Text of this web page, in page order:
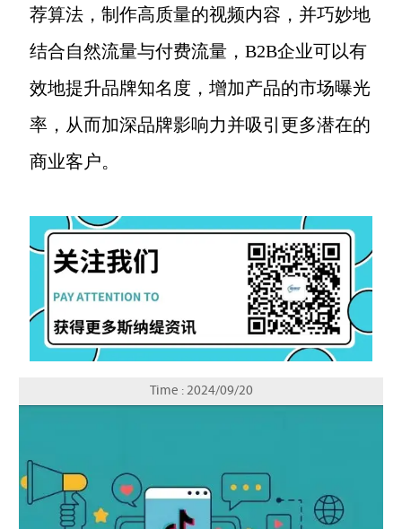
荐算法，制作高质量的视频内容，并巧妙地
结合自然流量与付费流量，B2B企业可以有
效地提升品牌知名度，增加产品的市场曝光
率，从而加深品牌影响力并吸引更多潜在的
商业客户。
Time : 2024/09/20